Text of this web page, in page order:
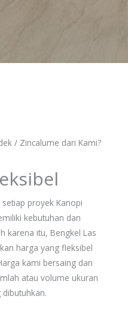
/ Zincalume dari Kami?
proyek Kanopi
kebutuhan dan
karena itu, Bengkel Las
harga yang fleksibel
kami bersaing dan
atau volume ukuran